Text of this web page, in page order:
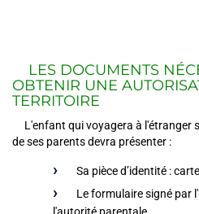
LES DOCUMENTS
OBTENIR UNE
TERRITOIRE
L'enfant qui voyagera à l'étranger
de ses parents devra présenter :
Sa pièce d’identité :
Le formulaire signé par
l'autorité parentale